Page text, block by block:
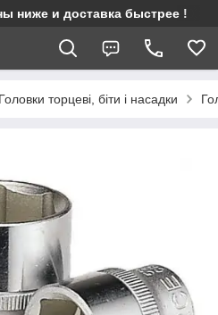
ниже и доставка быстрее !
Головки торцеві, біти і насадки